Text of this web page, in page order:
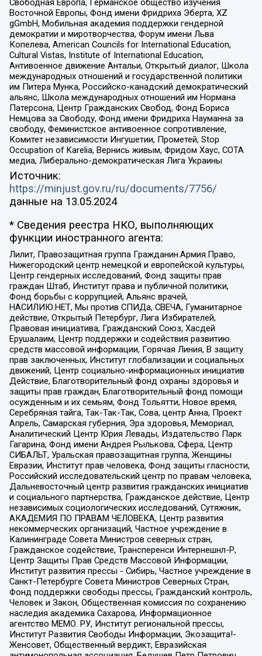
Свободная Европа, Германское общество изучения
Восточной Европы, Фонд имени Фридриха Эберта, XZ
gGmbH, Мобильная академия поддержки гендерной
демократии и миротворчества, Форум имени Льва
Копелева, American Councils for International Education,
Cultural Vistas, Institute of International Education,
Антивоенное движение Антальи, Открытый диалог, Школа
международных отношений и государственной политики
им Питера Мунка, Российско-канадский демократический
альянс, Школа международных отношений им Нормана
Патерсона, Центр Гражданских Свобод, Фонд Бориса
Немцова за Свободу, Фонд имени Фридриха Науманна за
свободу, Феминистское антивоенное сопротивление,
Комитет независимости Ингушетии, Прометей, Stop
Occupation of Karelia, Вернись живым, Фридом Хаус, СОТА
медиа, Либерально-демократическая Лига Украины
Источник:
https://minjust.gov.ru/ru/documents/7756/
данные на 13.05.2024
* Сведения реестра НКО, выполняющих
функции иностранного агента:
Лилит, Правозащитная группа Гражданин.Армия.Право,
Нижегородский центр немецкой и европейской культуры,
Центр гендерных исследований, Фонд защиты прав
граждан Штаб, Институт права и публичной политики,
Фонд борьбы с коррупцией, Альянс врачей,
НАСИЛИЮ.НЕТ, Мы против СПИДа, СВЕЧА, Гуманитарное
действие, Открытый Петербург, Лига Избирателей,
Правовая инициатива, Гражданский Союз, Хасдей
Ерушалаим, Центр поддержки и содействия развитию
средств массовой информации, Горячая Линия, В защиту
прав заключенных, Институт глобализации и социальных
движений, Центр социально-информационных инициатив
Действие, Благотворительный фонд охраны здоровья и
защиты прав граждан, Благотворительный фонд помощи
осужденным и их семьям, Фонд Тольятти, Новое время,
Серебряная тайга, Так-Так-Так, Сова, центр Анна, Проект
Апрель, Самарская губерния, Эра здоровья, Мемориал,
Аналитический Центр Юрия Левады, Издательство Парк
Гагарина, Фонд имени Андрея Рылькова, Сфера, Центр
СИБАЛЬТ, Уральская правозащитная группа, Женщины
Евразии, Институт прав человека, Фонд защиты гласности,
Российский исследовательский центр по правам человека,
Дальневосточный центр развития гражданских инициатив
и социального партнерства, Гражданское действие, Центр
независимых социологических исследований, Сутяжник,
АКАДЕМИЯ ПО ПРАВАМ ЧЕЛОВЕКА, Центр развития
некоммерческих организаций, Частное учреждение в
Калининграде Совета Министров северных стран,
Гражданское содействие, Трансперенси Интернешнл-Р,
Центр Защиты Прав Средств Массовой Информации,
Институт развития прессы - Сибирь, Частное учреждение в
Санкт-Петербурге Совета Министров Северных Стран,
Фонд поддержки свободы прессы, Гражданский контроль,
Человек и Закон, Общественная комиссия по сохранению
наследия академика Сахарова, Информационное
агентство МЕМО. РУ, Институт региональной прессы,
Институт Развития Свободы Информации, Экозащита!-
Женсовет, Общественный вердикт, Евразийская